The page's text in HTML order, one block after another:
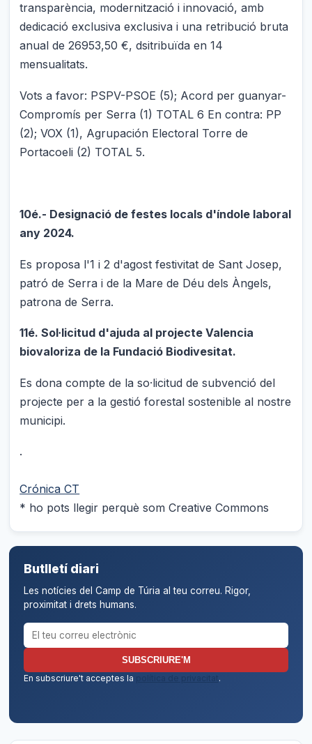
transparència, modernització i innovació, amb
dedicació exclusiva exclusiva i una retribució bruta
anual de 26953,50 €, dsitribuïda en 14
mensualitats.
Vots a favor: PSPV-PSOE (5); Acord per guanyar-
Compromís per Serra (1) TOTAL 6 En contra: PP
(2); VOX (1), Agrupación Electoral Torre de
Portacoeli (2) TOTAL 5.
10é.- Designació de festes locals d'índole laboral
any 2024.
Es proposa l'1 i 2 d'agost festivitat de Sant Josep,
patró de Serra i de la Mare de Déu dels Àngels,
patrona de Serra.
11é. Sol·licitud d'ajuda al projecte Valencia
biovaloriza de la Fundació Biodivesitat.
Es dona compte de la so·licitud de subvenció del
projecte per a la gestió forestal sostenible al nostre
municipi.
.
Crónica CT
* ho pots llegir perquè som Creative Commons
Butlletí diari
Les notícies del Camp de Túria al teu correu. Rigor,
proximitat i drets humans.
Correu electrònic per al butlletí
SUBSCRIURE'M
En subscriure't acceptes la
política de privacitat.